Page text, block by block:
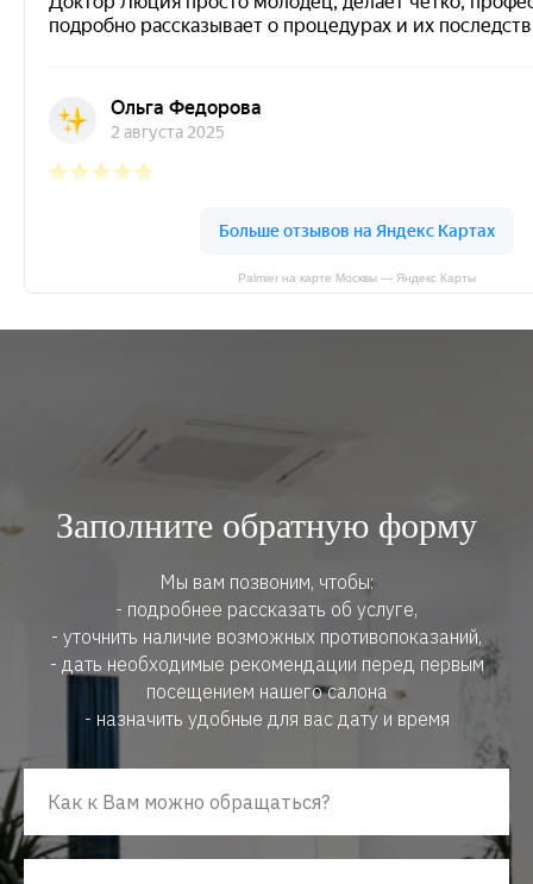
Palmier на карте Москвы — Яндекс Карты
Заполните обратную форму
Мы вам позвоним, чтобы:
- подробнее рассказать об услуге,
- уточнить наличие возможных противопоказаний,
- дать необходимые рекомендации перед первым
посещением нашего салона
- назначить удобные для вас дату и время
Как к Вам можно обращаться?